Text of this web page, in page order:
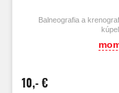
Balneografia a
10,- €